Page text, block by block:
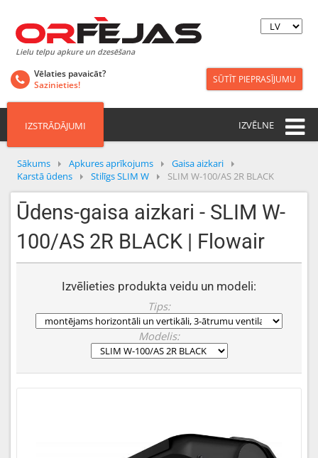
Lielu telpu apkure un dzesēšana
Vēlaties pavaicāt?
Sazinieties!
SŪTĪT PIEPRASĪJUMU
IZSTRĀDĀJUMI IZVĒLNE
Sākums Apkures aprīkojums
Gaisa aizkari
Karstā ūdens
Stilīgs SLIM W SLIM W-100/AS 2R BLACK
Ūdens-gaisa aizkari - SLIM W-
100/AS 2R BLACK | Flowair
Izvēlieties produkta veidu un modeli:
Tips:
Modelis: